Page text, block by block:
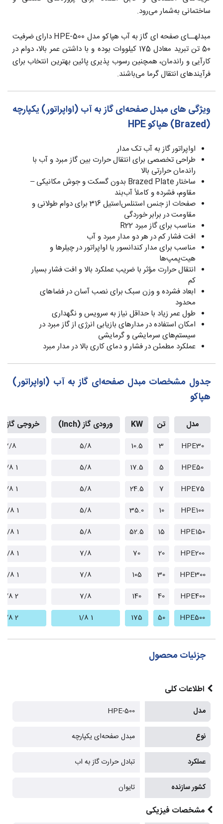
ساختمانی به‌شمار می‌رود.
مبدلهــای صفحه ای گاز به آب هپاکو مدل HPE-500 دارای ضرفیت
50 تن تبرید معادل 175 کیلووات بوده و با داشتن عمر بالا، دوام در
کارآیی و راندمان، همچنین رسوب پذیری پائین بهترین انتخاب برای
فرآیندهای انتقال گرما می‌باشند.
ویژگی های مبدل صفحه‌ای گاز به آب (اواپراتور) یکپارچه
(Brazed) هپاکو HPE
اواپراتور گاز به آب تک مدار
طراحی تخصصی برای انتقال حرارت بین گاز مبرد و آب با
راندمان حرارتی بالا
ساختار Brazed Plate بدون گسکت و جوش مکانیکی –
مقاوم، فشرده و کاملاً آب‌بند
صفحات از جنس استنلس‌استیل 316 برای دوام طولانی و
مقاومت در برابر خوردگی
مناسب برای گاز مبرد R22
افت فشار کم در هر دو مدار مبرد و آب
مناسب برای مدار کندانسور یا اواپراتور در چیلرها و
هیت‌پمپ‌ها
انتقال حرارت مؤثر با ضریب عملکرد بالا و افت فشار بسیار
کم
ابعاد فشرده و وزن سبک برای نصب آسان در فضاهای
محدود
طول عمر زیاد با حداقل نیاز به سرویس و نگهداری
امکان استفاده در مدارهای بازیابی انرژی از گاز مبرد در
سیستم‌های سرمایشی و گرمایشی
عملکرد مطمئن در فشار و دمای کاری بالا در مدار مبرد
جدول مشخصات مبدل صفحه‌ای گاز به آب (اواپراتور)
هپاکو
مدل تن KW ورودی گاز (Inch) خروجی گاز (Inch)
HPE30
3
10.5
5/8
7/8
HPE50
5
17.5
5/8
1 1/8
HPE75
7
24.5
5/8
1 1/8
HPE100
10
35.0
5/8
1 3/8
HPE150
15
52.5
5/8
1 3/8
HPE200
20
70
7/8
1 5/8
HPE300
30
105
7/8
1 5/8
HPE400
40
140
7/8
2 1/8
HPE500
50
175
1 1/8
2 1/8
جزئیات محصول
اطلاعات کلی
مدل HPE-500
نوع مبدل صفحه‌ای یکپارچه
عملکرد تبادل حرارت گاز به اب
کشور سازنده تایوان
مشخصات فیزیکی